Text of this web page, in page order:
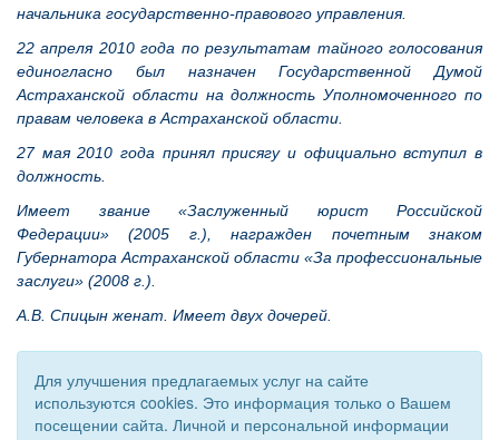
начальника государственно-правового управления.
22 апреля 2010 года по результатам тайного голосования
единогласно был назначен Государственной Думой
Астраханской области на должность Уполномоченного по
правам человека в Астраханской области.
27 мая 2010 года принял присягу и официально вступил в
должность.
Имеет звание «Заслуженный юрист Российской
Федерации» (2005 г.), награжден почетным знаком
Губернатора Астраханской области «За профессиональные
заслуги» (2008 г.).
А.В. Спицын женат. Имеет двух дочерей.
Для улучшения предлагаемых услуг на сайте
используются cookies. Это информация только о Вашем
посещении сайта. Личной и персональной информации